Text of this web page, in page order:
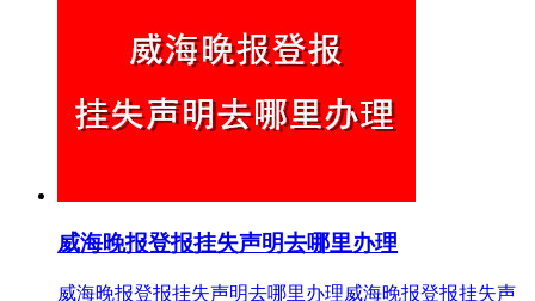
威海晚报登报挂失声明去哪里办理
威海晚报登报挂失声明去哪里办理威海晚报登报挂失声